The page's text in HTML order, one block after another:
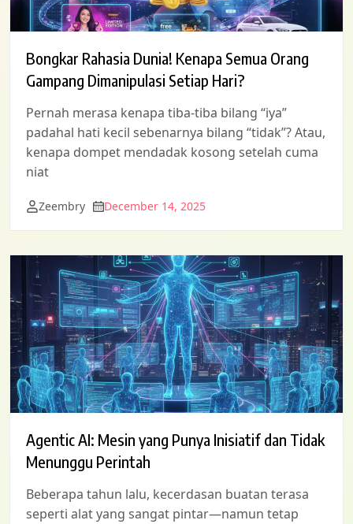
Bongkar Rahasia Dunia! Kenapa Semua Orang
Gampang Dimanipulasi Setiap Hari?
Pernah merasa kenapa tiba-tiba bilang “iya”
padahal hati kecil sebenarnya bilang “tidak”? Atau,
kenapa dompet mendadak kosong setelah cuma
niat
Zeembry December 14, 2025
Agentic AI: Mesin yang Punya Inisiatif dan Tidak
Menunggu Perintah
Beberapa tahun lalu, kecerdasan buatan terasa
seperti alat yang sangat pintar—namun tetap